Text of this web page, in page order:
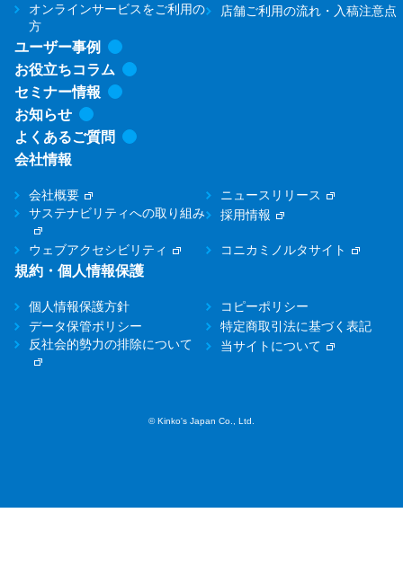
オンラインサービスをご利用の
方
店舗ご利用の流れ・入稿注意点
ユーザー事例
お役立ちコラム
セミナー情報
お知らせ
よくあるご質問
会社情報
会社概要
ニュースリリース
サステナビリティへの取り組み
採用情報
ウェブアクセシビリティ コニカミノルタサイト
規約・個人情報保護
個人情報保護方針
コピーポリシー
データ保管ポリシー
特定商取引法に基づく表記
反社会的勢力の排除について
当サイトについて
© Kinko's Japan Co., Ltd.